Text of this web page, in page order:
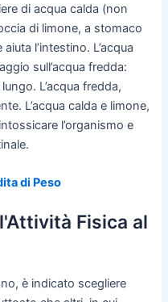
di acqua calda (non
di limone, a stomaco
l’intestino. L’acqua
sull’acqua fredda:
L’acqua fredda,
L’acqua calda e limone,
l’organismo e
di Peso
Fisica al
è indicato scegliere